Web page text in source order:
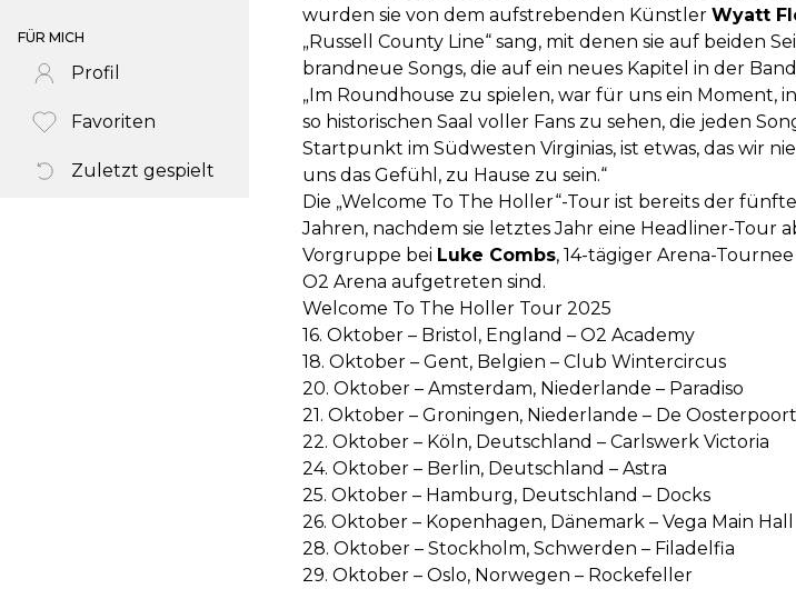
FÜR MICH
Profil
Favoriten
Zuletzt gespielt
wurden sie von dem aufstrebenden Künstler Wyatt
„Russell County Line“ sang, mit denen sie auf beiden
brandneue Songs, die auf ein neues Kapitel in der
„Im Roundhouse zu spielen, war für uns ein Moment,
so historischen Saal voller Fans zu sehen, die jeden
Startpunkt im Südwesten Virginias, ist etwas, das wir
uns das Gefühl, zu Hause zu sein.“
Die „Welcome To The Holler“-Tour ist bereits der
Jahren, nachdem sie letztes Jahr eine Headliner-Tour
Vorgruppe bei Luke Combs‚ 14-tägiger Arena-
O2 Arena aufgetreten sind.
Welcome To The Holler Tour 2025
16. Oktober – Bristol, England – O2 Academy
18. Oktober – Gent, Belgien – Club Wintercircus
20. Oktober – Amsterdam, Niederlande – Paradiso
21. Oktober – Groningen, Niederlande – De Oosterpoort
22. Oktober – Köln, Deutschland – Carlswerk Victoria
24. Oktober – Berlin, Deutschland – Astra
25. Oktober – Hamburg, Deutschland – Docks
26. Oktober – Kopenhagen, Dänemark – Vega Main Hall
28. Oktober – Stockholm, Schwerden – Filadelfia
29. Oktober – Oslo, Norwegen – Rockefeller